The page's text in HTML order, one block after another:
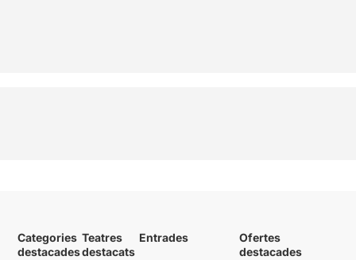
Categories
destacades
Teatres
destacats
Entrades
Ofertes
destacades